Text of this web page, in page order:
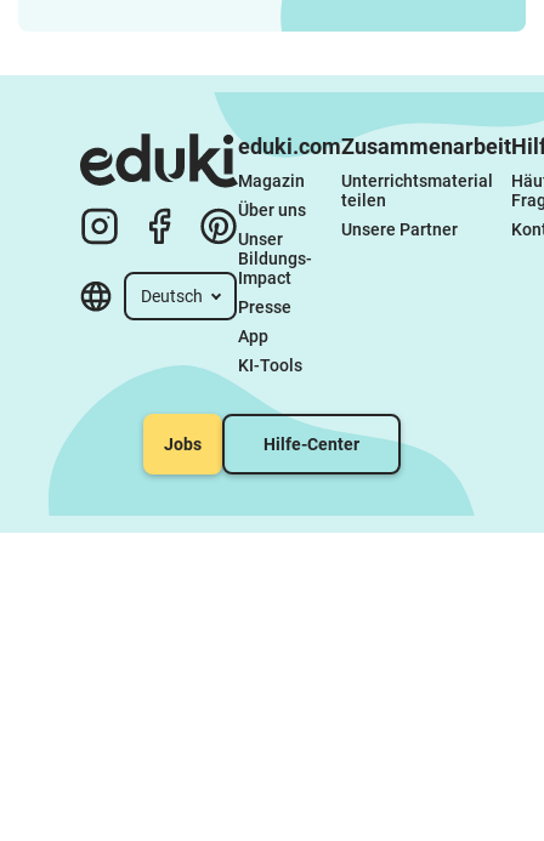
Deutsch
eduki.com
Magazin
Über uns
Unser
Bildungs-
Impact
Presse
App
KI-Tools
Zusammenarbeit
Unterrichtsmaterial
teilen
Unsere Partner
Jobs Hilfe-Center